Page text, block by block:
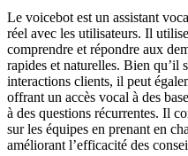
Le voicebot est un assistant
réel avec les utilisateurs. Il
comprendre et répondre aux
rapides et naturelles. Bien qu’il
interactions clients, il peut
offrant un accès vocal à des
à des questions récurrentes. Il
sur les équipes en prenant en
améliorant l’efficacité des